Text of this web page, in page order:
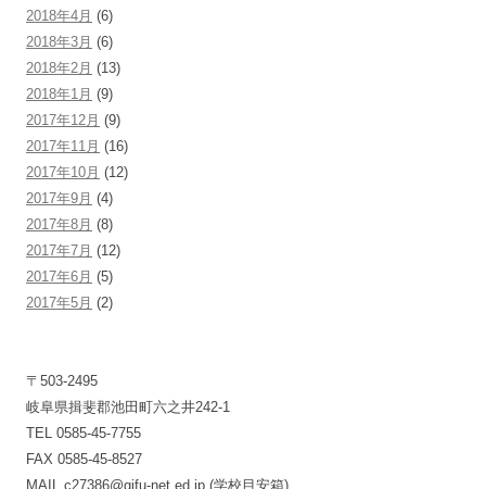
2018年4月 (6)
2018年3月 (6)
2018年2月 (13)
2018年1月 (9)
2017年12月 (9)
2017年11月 (16)
2017年10月 (12)
2017年9月 (4)
2017年8月 (8)
2017年7月 (12)
2017年6月 (5)
2017年5月 (2)
〒503-2495
岐阜県揖斐郡池田町六之井242-1
TEL 0585-45-7755
FAX 0585-45-8527
MAIL c27386@gifu-net.ed.jp (学校目安箱)